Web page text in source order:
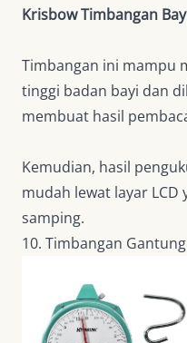
Krisbow Timbangan
Timbangan ini mampu
tinggi badan bayi dan
membuat hasil
Kemudian, hasil
mudah lewat layar
samping.
10. Timbangan Gantung